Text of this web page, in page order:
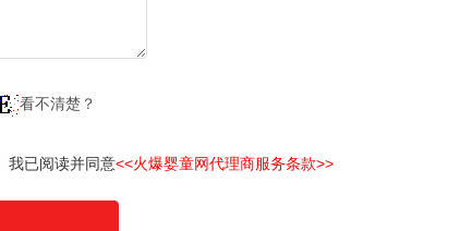
看不清楚？
我已阅读并同意<<火爆婴童网代理商服务条款>>